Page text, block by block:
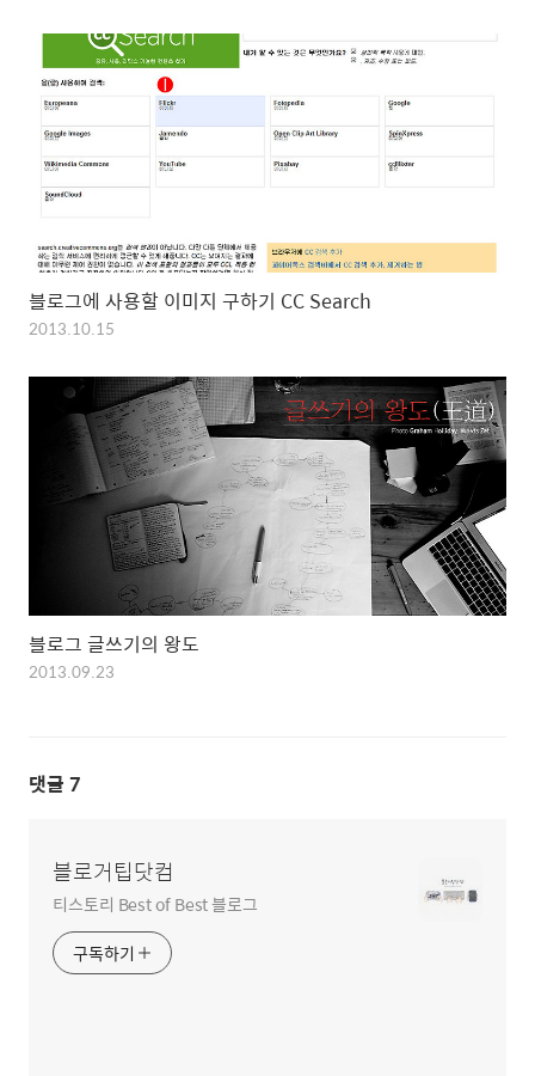
블로그에 사용할 이미지 구하기 CC Search
2013.10.15
블로그 글쓰기의 왕도
2013.09.23
댓글 7
블로거팁닷컴
티스토리 Best of Best 블로그
구독하기